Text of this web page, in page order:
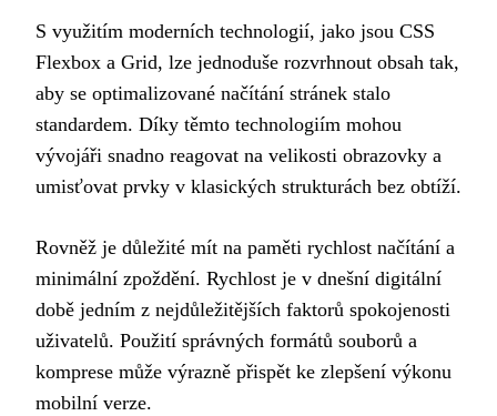
S využitím moderních technologií, jako jsou CSS
Flexbox a Grid, lze jednoduše rozvrhnout obsah tak,
aby se optimalizované načítání stránek stalo
standardem. Díky těmto technologiím mohou
vývojáři snadno reagovat na velikosti obrazovky a
umisťovat prvky v klasických strukturách bez obtíží.
Rovněž je důležité mít na paměti rychlost načítání a
minimální zpoždění. Rychlost je v dnešní digitální
době jedním z nejdůležitějších faktorů spokojenosti
uživatelů. Použití správných formátů souborů a
komprese může výrazně přispět ke zlepšení výkonu
mobilní verze.